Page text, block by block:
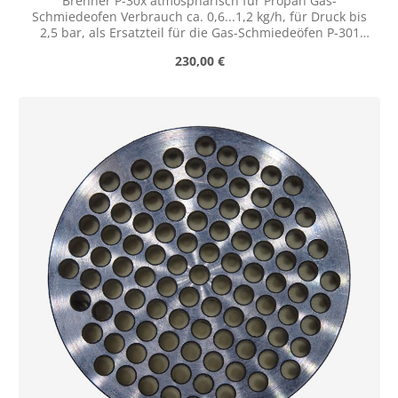
Schmiedeofen Verbrauch ca. 0,6...1,2 kg/h, für Druck bis
2,5 bar, als Ersatzteil für die Gas-Schmiedeöfen P-301
Zündkerze, ohne Kugelhahn, Anschluß über geraden
Regulärer Preis:
230,00 €